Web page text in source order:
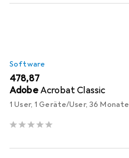
Software
EUR
478,87
AdobeAcrobat Classic
1 User, 1 Geräte/User, 36 Monate